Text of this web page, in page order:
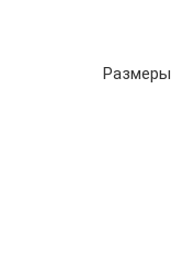
Размеры